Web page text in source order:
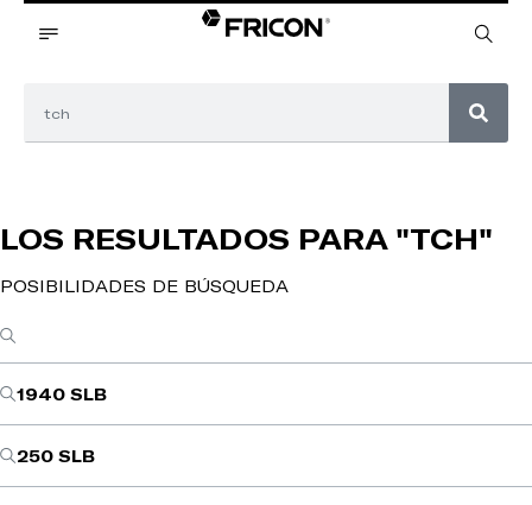
LOS RESULTADOS PARA "TCH"
POSIBILIDADES DE BÚSQUEDA
1940 SLB
250 SLB